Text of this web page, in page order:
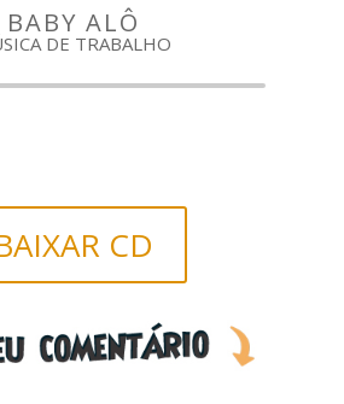
BABY ALÔ
DE TRABALHO
Tocador
CD